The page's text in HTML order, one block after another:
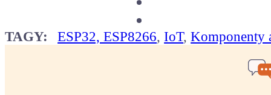
TAGY: ESP32, ESP8266,IoT,Komponenty